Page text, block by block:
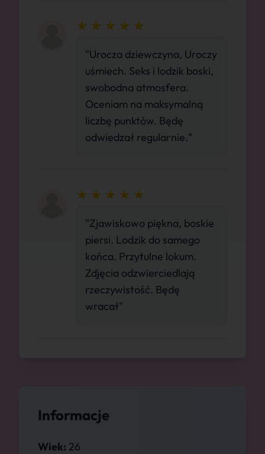
Informacje
Wiek: 26
"Urocza dziewczyna, Uroczy
uśmiech. Seks i lodzik boski,
swobodna atmosfera.
Oceniam na maksymalną
liczbę punktów. Będę
odwiedzał regularnie."
"Zjawiskowo piękna, boskie
piersi. Lodzik do samego
końca. Przytulne lokum.
Zdjęcia odzwierciedlają
rzeczywistość. Będę
wracał"